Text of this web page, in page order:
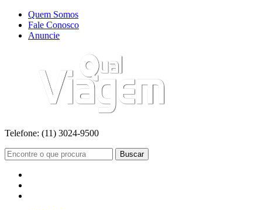
Quem Somos
Fale Conosco
Anuncie
Telefone: (11) 3024-9500
Buscar